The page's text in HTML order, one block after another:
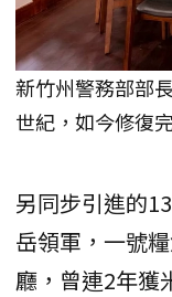
新竹州警務部部
世紀，如今修復
另同步引進的
岳領軍，一號
廳，曾連2年獲